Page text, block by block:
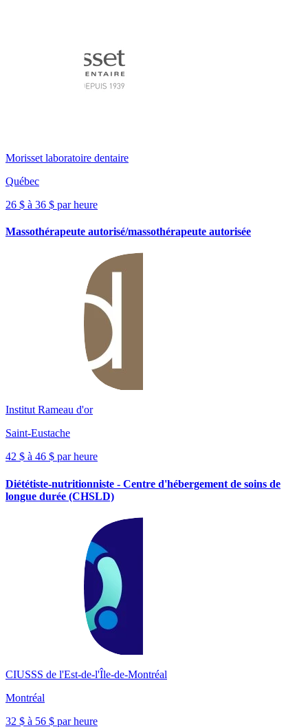
Morisset laboratoire dentaire
Québec
26 $ à 36 $ par heure
Massothérapeute autorisé/massothérapeute autorisée
Institut Rameau d'or
Saint-Eustache
42 $ à 46 $ par heure
Diététiste-nutritionniste - Centre d'hébergement de soins de
longue durée (CHSLD)
CIUSSS de l'Est-de-l'Île-de-Montréal
Montréal
32 $ à 56 $ par heure